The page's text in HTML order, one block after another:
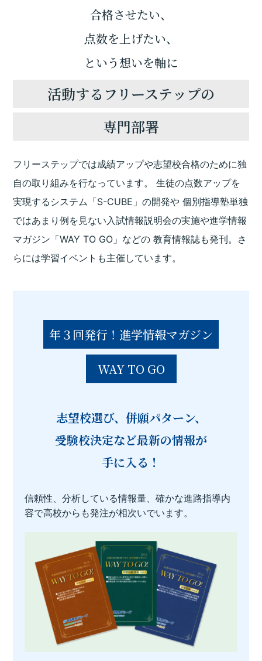
合格させたい、
点数を上げたい、
という想いを軸に
活動するフリーステップの
専門部署
フリーステップでは成績アップや志望校合格のために独
自の取り組みを行なっています。
生徒の点数アップを
実現するシステム「S-CUBE」の開発や 個別指導塾単独
ではあまり例を見ない入試情報説明会の実施や進学情報
マガジン「WAY TO GO」などの 教育情報誌も発刊。さ
らには学習イベントも主催しています。
年３回発行！進学情報マガジン
WAY TO GO
志望校選び、併願パターン、
受験校決定など最新の情報が
手に入る！
信頼性、分析している情報量、確かな進路指導内
容で高校からも発注が相次いでいます。